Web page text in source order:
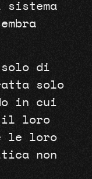
di
solo
in cui
il loro
le loro
non